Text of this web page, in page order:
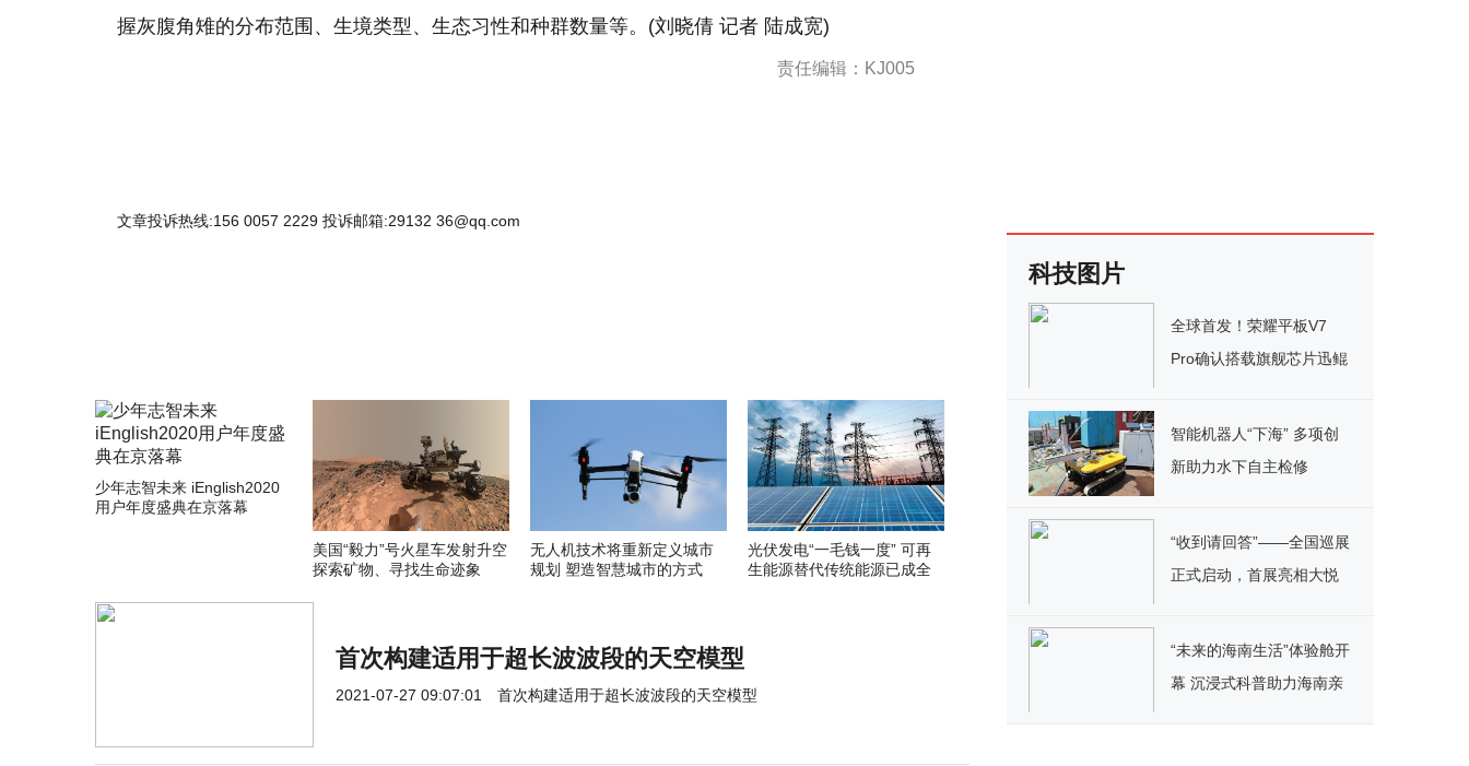
握灰腹角雉的分布范围、生境类型、生态习性和种群数量等。(刘晓倩 记者 陆成宽)
责任编辑：KJ005
文章投诉热线:156 0057 2229 投诉邮箱:29132 36@qq.com
少年志智未来 iEnglish2020
用户年度盛典在京落幕
美国“毅力”号火星车发射升空
探索矿物、寻找生命迹象
无人机技术将重新定义城市
规划 塑造智慧城市的方式
光伏发电“一毛钱一度” 可再
生能源替代传统能源已成全
首次构建适用于超长波波段的天空模型
2021-07-27 09:07:01 首次构建适用于超长波波段的天空模型
科技图片
全球首发！荣耀平板V7
Pro确认搭载旗舰芯片迅鲲
智能机器人“下海” 多项创
新助力水下自主检修
“收到请回答”——全国巡展
正式启动，首展亮相大悦
“未来的海南生活”体验舱开
幕 沉浸式科普助力海南亲